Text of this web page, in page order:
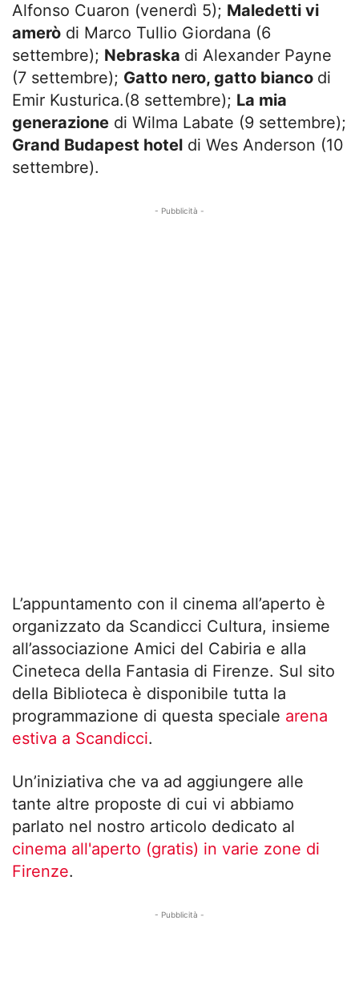
Alfonso Cuaron (venerdì 5); Maledetti vi
amerò di Marco Tullio Giordana (6
settembre); Nebraska di Alexander Payne
(7 settembre); Gatto nero, gatto bianco di
Emir Kusturica.(8 settembre); La mia
generazione di Wilma Labate (9 settembre);
Grand Budapest hotel di Wes Anderson (10
settembre).
- Pubblicità -
L’appuntamento con il cinema all’aperto è
organizzato da Scandicci Cultura, insieme
all’associazione Amici del Cabiria e alla
Cineteca della Fantasia di Firenze. Sul sito
della Biblioteca è disponibile tutta la
programmazione di questa speciale arena
estiva a Scandicci.
Un’iniziativa che va ad aggiungere alle
tante altre proposte di cui vi abbiamo
parlato nel nostro articolo dedicato al
cinema all'aperto (gratis) in varie zone di
Firenze.
- Pubblicità -